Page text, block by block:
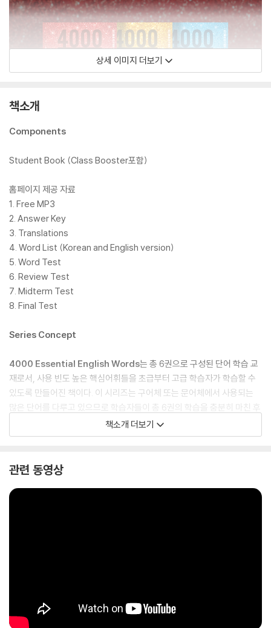
상세 이미지 더보기
책소개
Components
Student Book (Class Booster포함)
홈페이지 제공 자료
1. Free MP3
2. Answer Key
3. Translations
4. Word List (Korean and English version)
5. Word Test
6. Review Test
7. Midterm Test
8. Final Test
Series Concept
4000 Essential English Words는 총 6권으로 구성된 단어 학습 교
재로서, 사용 빈도 높은 핵심어휘들을 초급부터 고급 학습자가 학습할 수
있도록 만들어진 책이다. 이 시리즈는 구어체 또는 문어체에서 사용되는
많은 단어를 다루고 있으므로 학습자들이 총 6권의 학습을 충분히 마친 후
에는 영어 단어로 인한 고민을 더는 할 필요가 없도록 기획되었다.
- 다양한 연습문제들을 통한 어휘력 향상 도모
STUDENT BOOK
책소개 더보기
관련 동영상